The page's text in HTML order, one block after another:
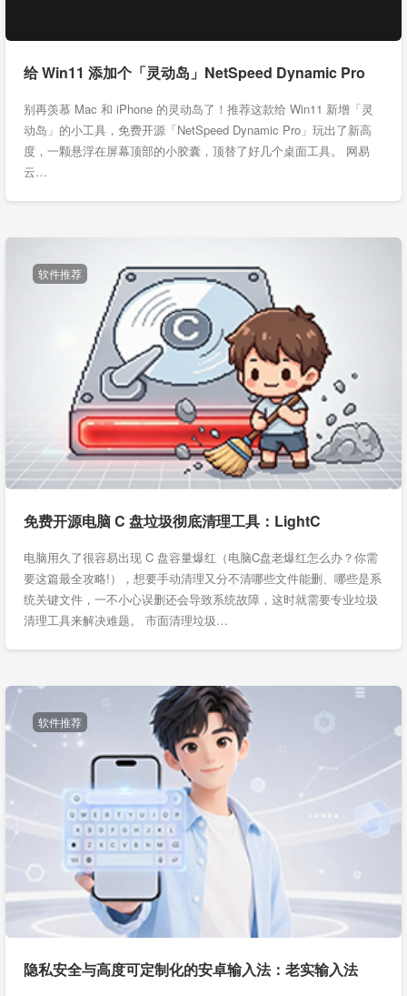
给 Win11 添加个「灵动岛」NetSpeed Dynamic Pro
别再羡慕 Mac 和 iPhone 的灵动岛了！推荐这款给 Win11 新增「灵
动岛」的小工具，免费开源「NetSpeed Dynamic Pro」玩出了新高
度，一颗悬浮在屏幕顶部的小胶囊，顶替了好几个桌面工具。 网易
云…
软件推荐
免费开源电脑 C 盘垃圾彻底清理工具：LightC
电脑用久了很容易出现 C 盘容量爆红（电脑C盘老爆红怎么办？你需
要这篇最全攻略!），想要手动清理又分不清哪些文件能删、哪些是系
统关键文件，一不小心误删还会导致系统故障，这时就需要专业垃圾
清理工具来解决难题。 市面清理垃圾…
软件推荐
隐私安全与高度可定制化的安卓输入法：老实输入法